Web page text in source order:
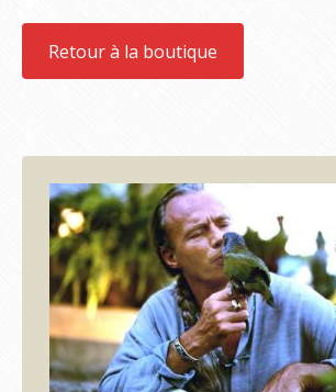
Retour à la boutique